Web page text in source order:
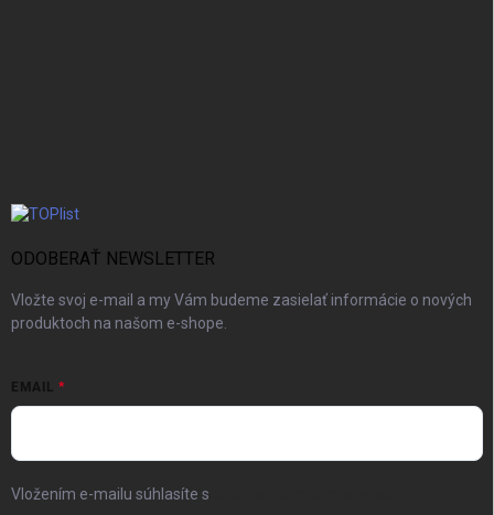
ODOBERAŤ NEWSLETTER
Vložte svoj e-mail a my Vám budeme zasielať informácie o nových
produktoch na našom e-shope.
EMAIL
Vložením e-mailu súhlasíte s